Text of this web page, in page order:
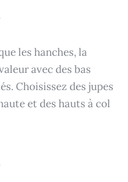
les hanches, la
avec des bas
Choisissez des jupes
et des hauts à col